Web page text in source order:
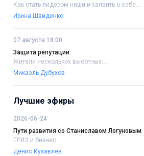
Как стать лидером ниши и заявить о себе....
Ирина Швиденко
07 августа 18:00
Защита репутации
Жители нескольких высотных....
Микаэль Дубухов
Лучшие эфиры
2026-06-24
Пути развития со Станиславом Логуновым
ТРИЗ и бизнес
Денис Кузавлёв